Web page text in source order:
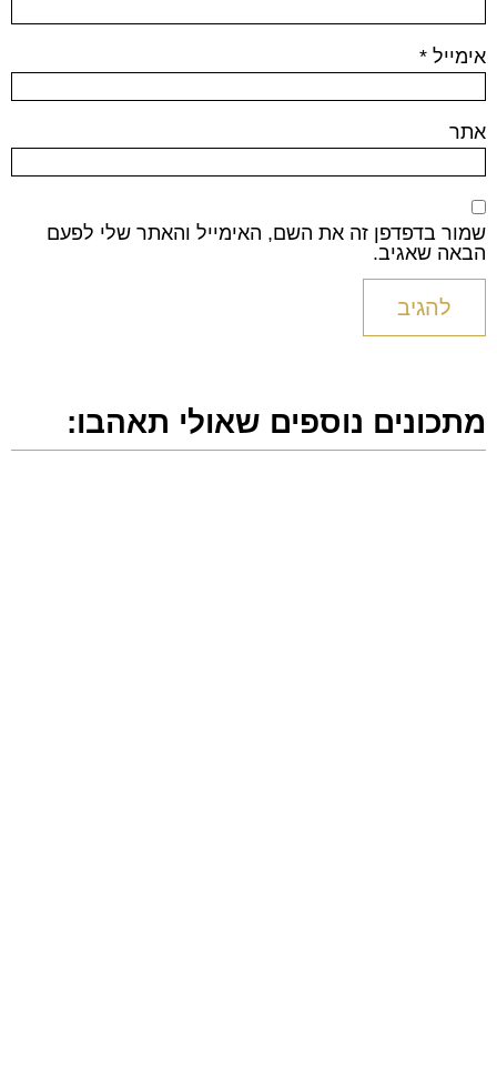
אימייל *
אתר
שמור בדפדפן זה את השם, האימייל והאתר שלי לפעם
הבאה שאגיב.
מתכונים נוספים שאולי תאהבו: